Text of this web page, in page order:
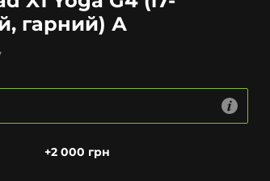
гарний) А
+2 000 грн